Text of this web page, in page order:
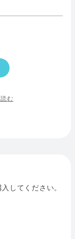
む
してください。